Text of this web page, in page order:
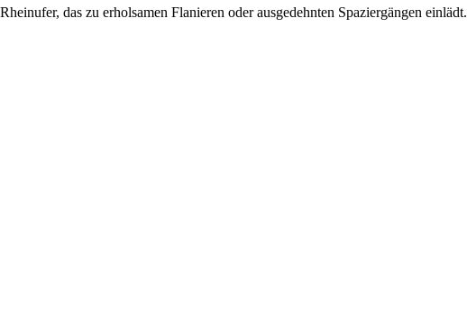
das zu erholsamen Flanieren oder ausgedehnten Spaziergängen einlädt.